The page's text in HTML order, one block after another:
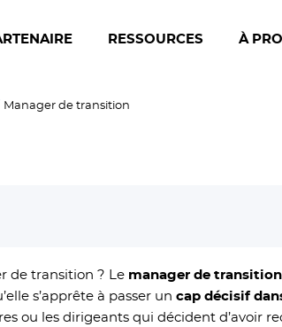
RESSOURCES À
Manager de transition
de transition ? Le manager de transition
s’apprête à passer uncap décisif
ou les dirigeants qui décident d’avoir